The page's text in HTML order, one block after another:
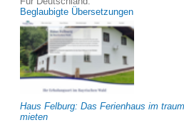
Beglaubigte Übersetzungen
Haus Felburg: Das Ferienhaus im
mieten